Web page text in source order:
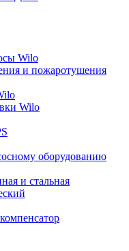
Wilo
и пожаротушения
Wilo
оборудованию
и стальная